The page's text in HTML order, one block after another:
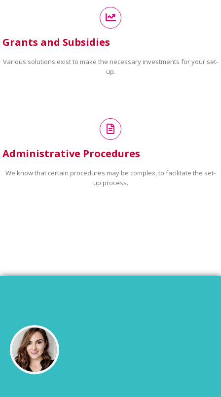
Grants and Subsidies
Various solutions exist to make the necessary investments for your set-
up.
Administrative Procedures
We know that certain procedures may be complex, to facilitate the set-
up process.